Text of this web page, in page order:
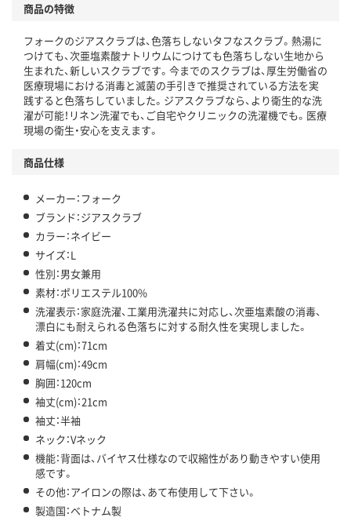
商品の特徴
フォークのジアスクラブは、色落ちしないタフなスクラブ。熱湯に
つけても、次亜塩素酸ナトリウムにつけても色落ちしない生地から
生まれた、新しいスクラブです。今までのスクラブは、厚生労働省の
医療現場における消毒と滅菌の手引きで推奨されている方法を実
践すると色落ちしていました。ジアスクラブなら、より衛生的な洗
濯が可能！リネン洗濯でも、ご自宅やクリニックの洗濯機でも。医療
現場の衛生・安心を支えます。
商品仕様
メーカー：フォーク
ブランド：ジアスクラブ
カラー：ネイビー
サイズ：L
性別：男女兼用
素材：ポリエステル100%
洗濯表示：家庭洗濯、工業用洗濯共に対応し、次亜塩素酸の消毒、
漂白にも耐えられる色落ちに対する耐久性を実現しました。
着丈(cm)：71cm
肩幅(cm)：49cm
胸囲：120cm
袖丈(cm)：21cm
袖丈：半袖
ネック：Vネック
機能：背面は、バイヤス仕様なので収縮性があり動きやすい使用
感です。
その他：アイロンの際は、あて布使用して下さい。
製造国：ベトナム製